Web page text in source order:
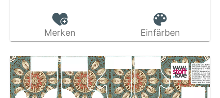
Merken Einfärben